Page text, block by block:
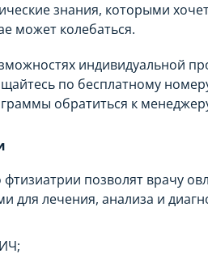
знания, которыми
может колебаться.
индивидуальной
по бесплатному
обратиться к
позволят врачу
для лечения, анализа и